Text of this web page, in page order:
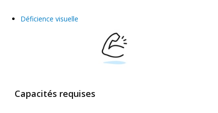
Déficience visuelle
Capacités requises